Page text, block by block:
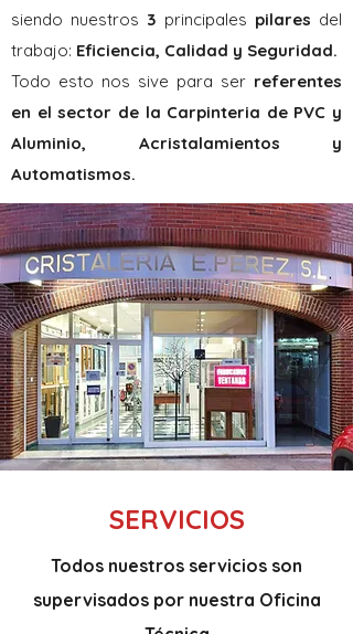
siendo nuestros 3 principales pilares del
trabajo: Eficiencia, Calidad y Seguridad.
Todo esto nos sive para ser referentes
en el sector de la Carpinteria de PVC y
Aluminio, Acristalamientos y
Automatismos.
SERVICIOS
Todos nuestros servicios son
supervisados por nuestra Oficina